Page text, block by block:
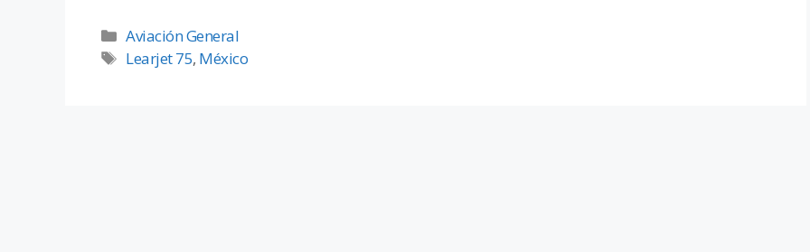
Aviación General
Learjet 75, México